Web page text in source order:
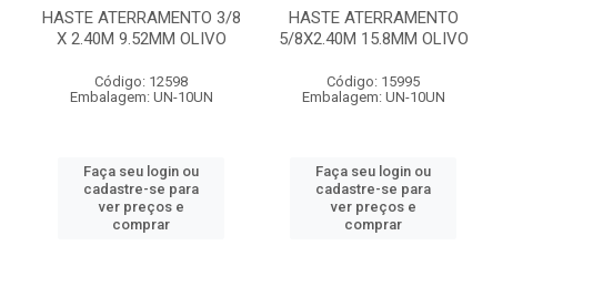
HASTE ATERRAMENTO 3/8
X 2.40M 9.52MM OLIVO
Código: 12598
Embalagem: UN-10UN
Faça seu login ou
cadastre-se para
ver preços e
comprar
HASTE ATERRAMENTO
5/8X2.40M 15.8MM OLIVO
Código: 15995
Embalagem: UN-10UN
Faça seu login ou
cadastre-se para
ver preços e
comprar